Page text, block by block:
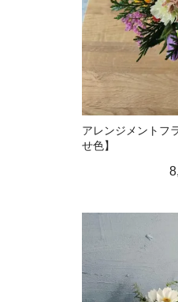
アレンジメント
せ色】